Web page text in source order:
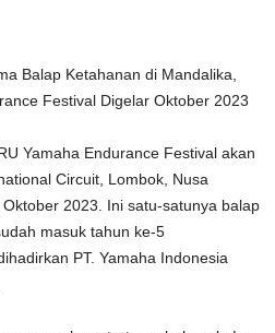
Balap Ketahanan di Mandalika,
Festival Digelar Oktober 2023
Yamaha Endurance Festival akan
Circuit, Lombok, Nusa
2023. Ini satu-satunya balap
masuk tahun ke-5
PT. Yamaha Indonesia